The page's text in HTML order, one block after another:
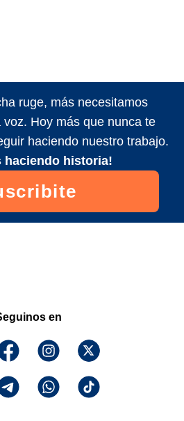
ruge, más necesitamos
Hoy más que nunca te
haciendo nuestro trabajo.
haciendo historia!
en